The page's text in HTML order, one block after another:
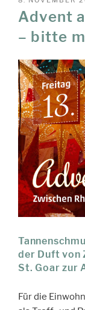
AM
Advent
– bitte
der Duft von
St. Goar zur
Für die